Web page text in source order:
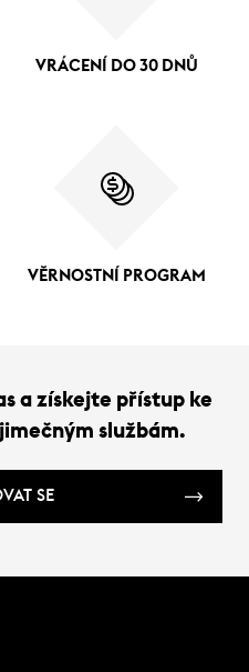
VRÁCENÍ DO 30 DNŮ
VĚRNOSTNÍ PROGRAM
a získejte přístup ke
službám.
SE